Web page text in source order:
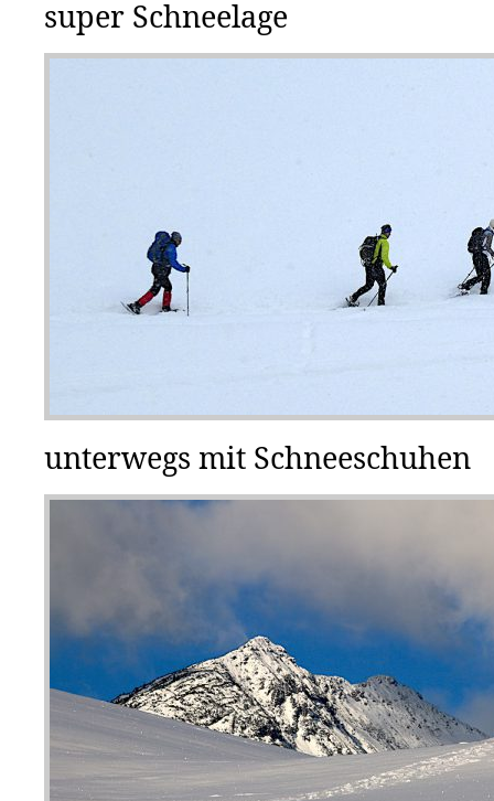
super Schneelage
unterwegs mit Schneeschuhen